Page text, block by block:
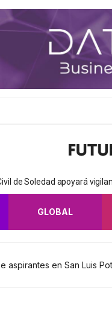
de Soledad apoyará
GLOBAL
aspirantes en San Luis